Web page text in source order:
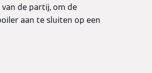
de partij, om de
aan te sluiten op een